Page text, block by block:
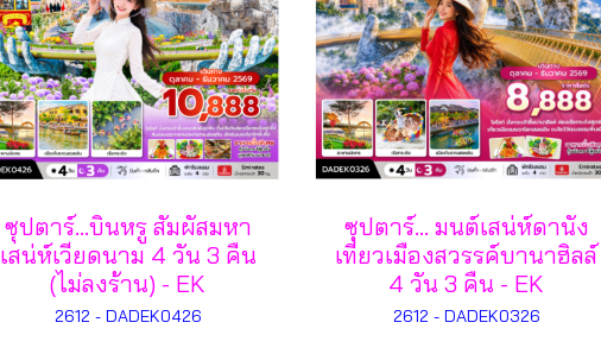
ซุปตาร์…บินหรู สัมผัสมหา
เสน่ห์เวียดนาม 4 วัน 3 คืน
(ไม่ลงร้าน) - EK
2612 - DADEK0426
ซุปตาร์… มนต์เสน่ห์ดานัง
เที่ยวเมืองสวรรค์บานาฮิลล์
4 วัน 3 คืน - EK
2612 - DADEK0326